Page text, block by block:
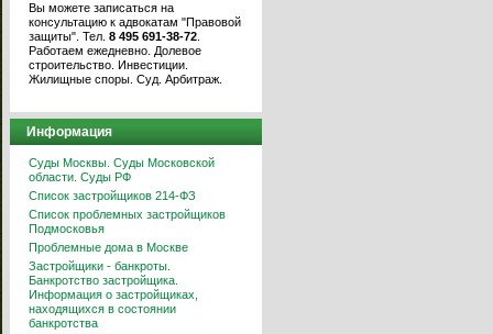
Вы можете записаться на
консультацию к адвокатам "Правовой
защиты". Тел. 8 495 691-38-72
Работаем ежедневно. Долевое
строительство. Инвестиции.
Жилищные споры. Суд. Арбитраж.
Информация
Суды Москвы. Суды Московской
области. Суды РФ
Список застройщиков 214-ФЗ
Список проблемных застройщиков
Подмосковья
Проблемные дома в Москве
Застройщики - банкроты.
Банкротство застройщика.
Информация о застройщиках,
находящихся в состоянии
банкротства